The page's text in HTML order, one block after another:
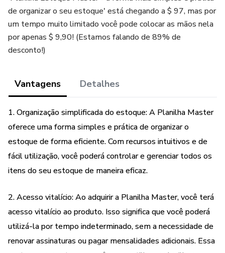
de organizar o seu estoque' está chegando a $ 97, mas por
um tempo muito limitado você pode colocar as mãos nela
por apenas $ 9,90! (Estamos falando de 89% de
desconto!)
Vantagens Detalhes
1. Organização simplificada do estoque: A Planilha Master
oferece uma forma simples e prática de organizar o
estoque de forma eficiente. Com recursos intuitivos e de
fácil utilização, você poderá controlar e gerenciar todos os
itens do seu estoque de maneira eficaz.
2. Acesso vitalício: Ao adquirir a Planilha Master, você terá
acesso vitalício ao produto. Isso significa que você poderá
utilizá-la por tempo indeterminado, sem a necessidade de
renovar assinaturas ou pagar mensalidades adicionais. Essa